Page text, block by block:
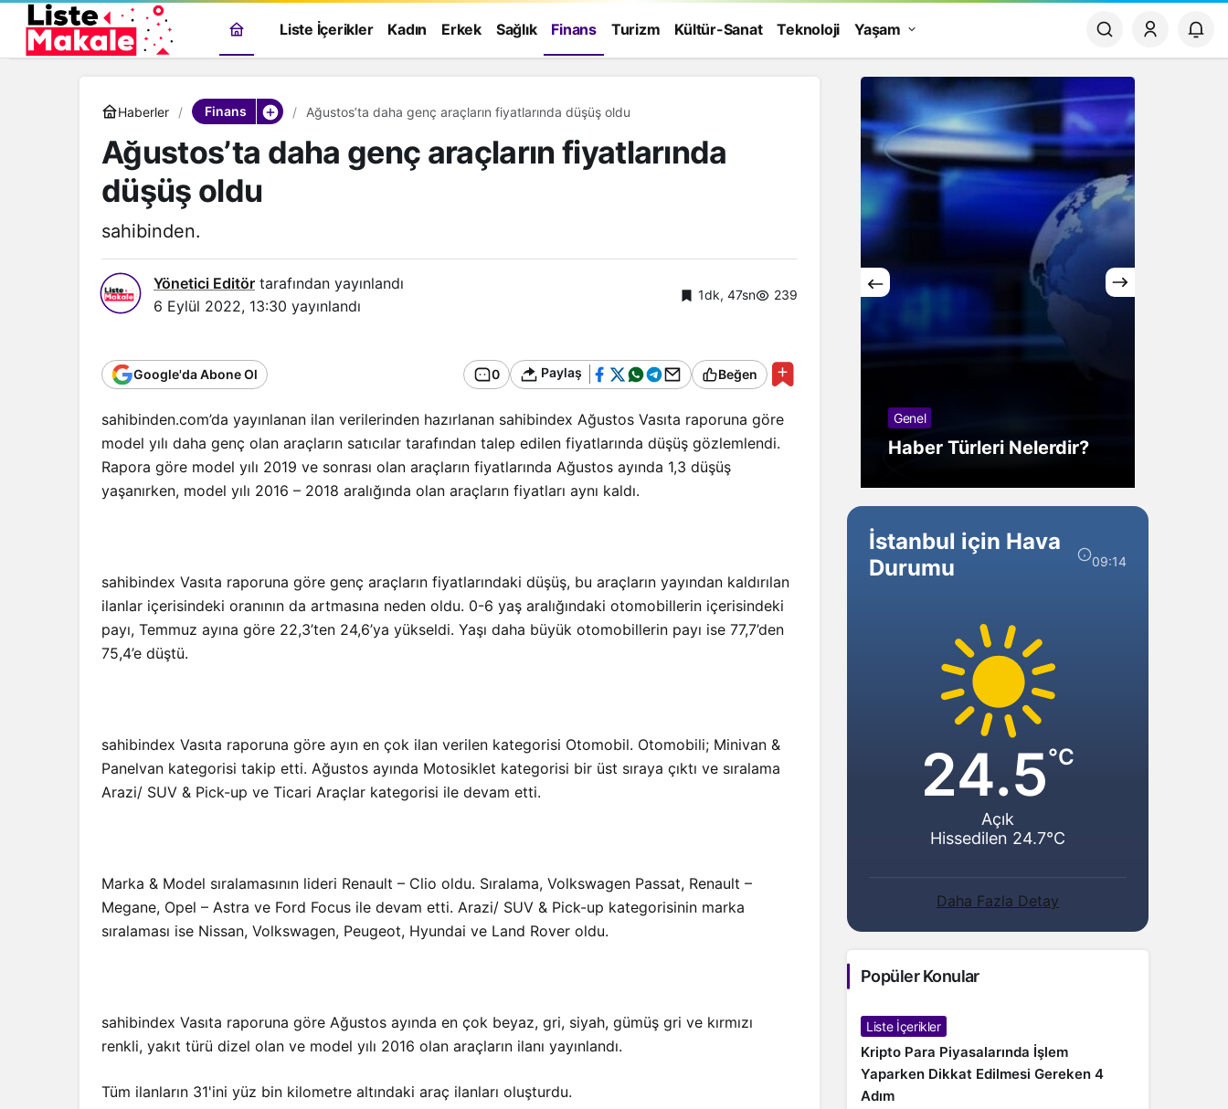
Liste İçerikler Kadın Erkek Sağlık Finans Turizm Kültür-Sanat Teknoloji Yaşam
Haberler Finans Ağustos’ta daha genç araçların fiyatlarında düşüş oldu
Ağustos’ta daha genç araçların fiyatlarında
düşüş oldu
sahibinden.
Yönetici Editör tarafından yayınlandı
6 Eylül 2022, 13:30 yayınlandı
1dk, 47sn 239
Google'da Abone Ol 0 Paylaş Beğen
sahibinden.com’da yayınlanan ilan verilerinden hazırlanan sahibindex Ağustos Vasıta raporuna göre
model yılı daha genç olan araçların satıcılar tarafından talep edilen fiyatlarında düşüş gözlemlendi.
Rapora göre model yılı 2019 ve sonrası olan araçların fiyatlarında Ağustos ayında 1,3 düşüş
yaşanırken, model yılı 2016 – 2018 aralığında olan araçların fiyatları aynı kaldı.
sahibindex Vasıta raporuna göre genç araçların fiyatlarındaki düşüş, bu araçların yayından kaldırılan
ilanlar içerisindeki oranının da artmasına neden oldu. 0-6 yaş aralığındaki otomobillerin içerisindeki
payı, Temmuz ayına göre 22,3’ten 24,6’ya yükseldi. Yaşı daha büyük otomobillerin payı ise 77,7’den
75,4’e düştü.
sahibindex Vasıta raporuna göre ayın en çok ilan verilen kategorisi Otomobil. Otomobili; Minivan &
Panelvan kategorisi takip etti. Ağustos ayında Motosiklet kategorisi bir üst sıraya çıktı ve sıralama
Arazi/ SUV & Pick-up ve Ticari Araçlar kategorisi ile devam etti.
Marka & Model sıralamasının lideri Renault – Clio oldu. Sıralama, Volkswagen Passat, Renault –
Megane, Opel – Astra ve Ford Focus ile devam etti. Arazi/ SUV & Pick-up kategorisinin marka
sıralaması ise Nissan, Volkswagen, Peugeot, Hyundai ve Land Rover oldu.
sahibindex Vasıta raporuna göre Ağustos ayında en çok beyaz, gri, siyah, gümüş gri ve kırmızı
renkli, yakıt türü dizel olan ve model yılı 2016 olan araçların ilanı yayınlandı.
Tüm ilanların 31'ini yüz bin kilometre altındaki araç ilanları oluşturdu.
Genel
Bir Erkek Bir Kadına Ne
Zaman Bağlanır?
Genel
Haber Türleri Nelerdir?
İstanbul için Hava
Durumu
09:14
24.5°C
Açık
Hissedilen 24.7°C
Daha Fazla Detay
Popüler Konular
Liste İçerikler
Kripto Para Piyasalarında İşlem
Yaparken Dikkat Edilmesi Gereken 4
Adım